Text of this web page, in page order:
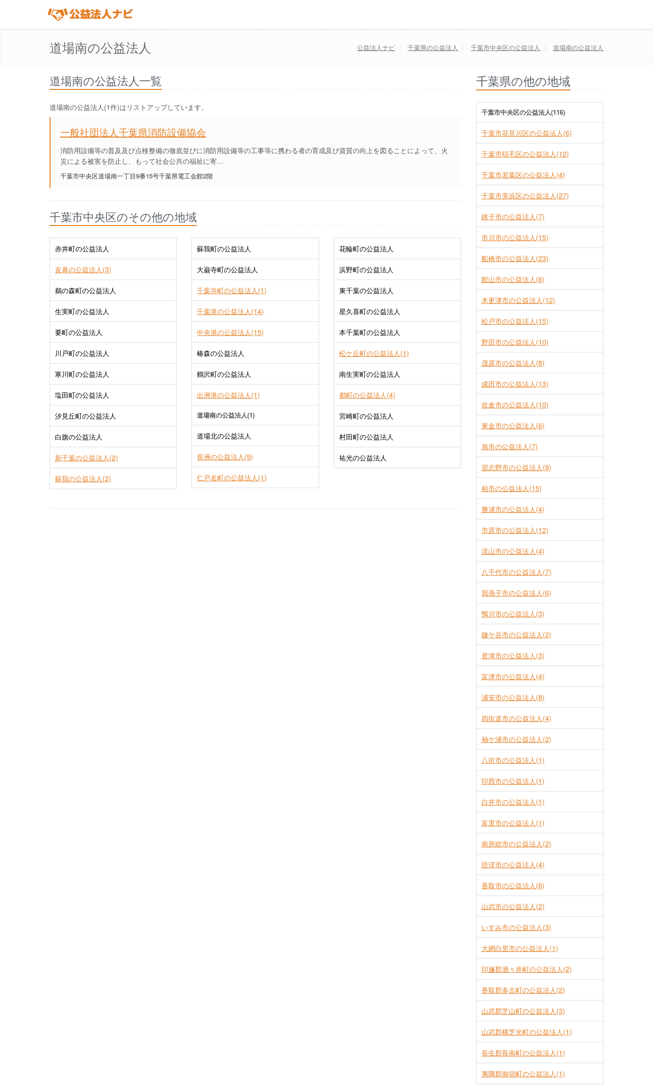
道場南の公益法人 公益法人ナビ 千葉県の公益法人 千葉市中央区の公益法人 道場南の公益法人
道場南の公益法人一覧
道場南の公益法人(1件)はリストアップしています。
一般社団法人千葉県消防設備協会
消防用設備等の普及及び点検整備の徹底並びに消防用設備等の工事等に携わる者の育成及び資質の向上を図ることによって、火
災による被害を防止し、もって社会公共の福祉に寄…
千葉市中央区道場南一丁目9番15号千葉県電工会館2階
千葉市中央区のその他の地域
赤井町の公益法人
亥鼻の公益法人(3)
鵜の森町の公益法人
生実町の公益法人
要町の公益法人
川戸町の公益法人
寒川町の公益法人
塩田町の公益法人
汐見丘町の公益法人
白旗の公益法人
新千葉の公益法人(2)
蘇我の公益法人(2)
蘇我町の公益法人
大巌寺町の公益法人
千葉寺町の公益法人(1)
千葉港の公益法人(14)
中央港の公益法人(15)
椿森の公益法人
鶴沢町の公益法人
出洲港の公益法人(1)
道場南の公益法人(1)
道場北の公益法人
長洲の公益法人(9)
仁戸名町の公益法人(1)
花輪町の公益法人
浜野町の公益法人
東千葉の公益法人
星久喜町の公益法人
本千葉町の公益法人
松ケ丘町の公益法人(1)
南生実町の公益法人
都町の公益法人(4)
宮崎町の公益法人
村田町の公益法人
祐光の公益法人
千葉県の他の地域
千葉市中央区の公益法人(116)
千葉市花見川区の公益法人(6)
千葉市稲毛区の公益法人(12)
千葉市若葉区の公益法人(4)
千葉市美浜区の公益法人(27)
銚子市の公益法人(7)
市川市の公益法人(15)
船橋市の公益法人(23)
館山市の公益法人(6)
木更津市の公益法人(12)
松戸市の公益法人(15)
野田市の公益法人(10)
茂原市の公益法人(8)
成田市の公益法人(13)
佐倉市の公益法人(10)
東金市の公益法人(6)
旭市の公益法人(7)
習志野市の公益法人(8)
柏市の公益法人(15)
勝浦市の公益法人(4)
市原市の公益法人(12)
流山市の公益法人(4)
八千代市の公益法人(7)
我孫子市の公益法人(6)
鴨川市の公益法人(3)
鎌ケ谷市の公益法人(2)
君津市の公益法人(3)
富津市の公益法人(4)
浦安市の公益法人(8)
四街道市の公益法人(4)
袖ケ浦市の公益法人(2)
八街市の公益法人(1)
印西市の公益法人(1)
白井市の公益法人(1)
富里市の公益法人(1)
南房総市の公益法人(2)
匝瑳市の公益法人(4)
香取市の公益法人(6)
山武市の公益法人(2)
いすみ市の公益法人(3)
大網白里市の公益法人(1)
印旛郡酒々井町の公益法人(2)
香取郡多古町の公益法人(2)
山武郡芝山町の公益法人(3)
山武郡横芝光町の公益法人(1)
長生郡長南町の公益法人(1)
夷隅郡御宿町の公益法人(1)